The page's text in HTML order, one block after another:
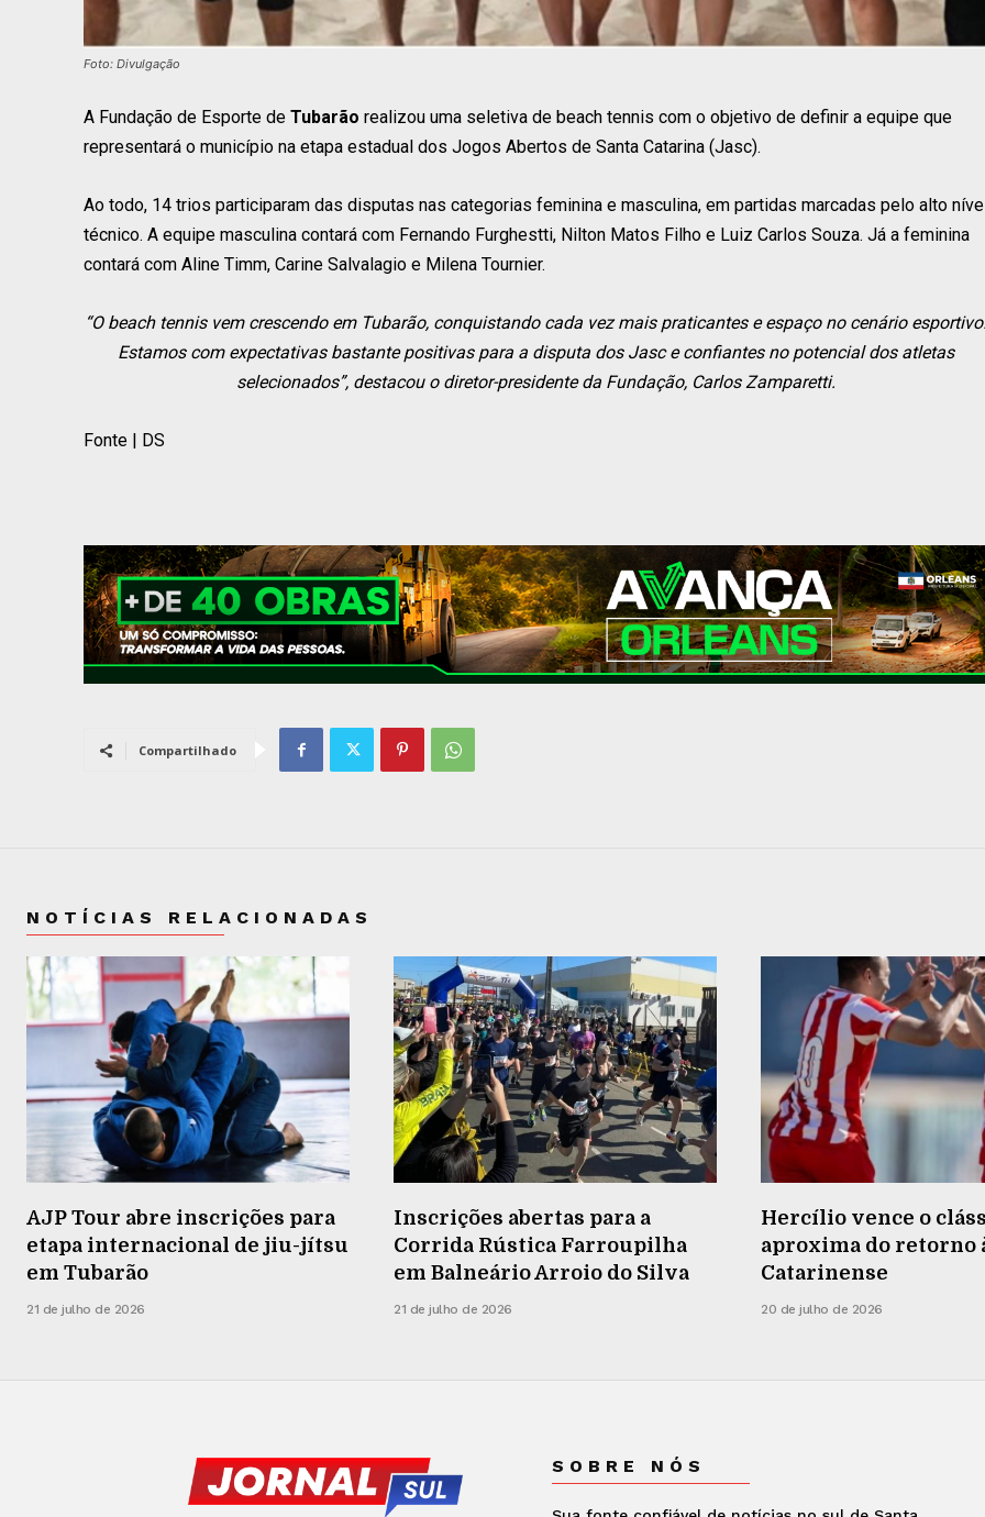
Foto: Divulgação
A Fundação de Esporte de Tubarão realizou uma seletiva de beach tennis com o objetivo de definir a equipe que
representará o município na etapa estadual dos Jogos Abertos de Santa Catarina (Jasc).
Ao todo, 14 trios participaram das disputas nas categorias feminina e masculina, em partidas marcadas pelo alto
técnico. A equipe masculina contará com Fernando Furghestti, Nilton Matos Filho e Luiz Carlos Souza. Já a feminina
contará com Aline Timm, Carine Salvalagio e Milena Tournier.
“O beach tennis vem crescendo em Tubarão, conquistando cada vez mais praticantes e espaço no cenário
Estamos com expectativas bastante positivas para a disputa dos Jasc e confiantes no potencial dos atletas
selecionados”, destacou o diretor-presidente da Fundação, Carlos Zamparetti.
Fonte | DS
Compartilhado
NOTÍCIAS RELACIONADAS
AJP Tour abre inscrições para
etapa internacional de jiu-jítsu
em Tubarão
21 de julho de 2026
Inscrições abertas para a
Corrida Rústica Farroupilha
em Balneário Arroio do Silva
21 de julho de 2026
Hercílio vence o
aproxima do retorno
Catarinense
20 de julho de 2026
SOBRE NÓS